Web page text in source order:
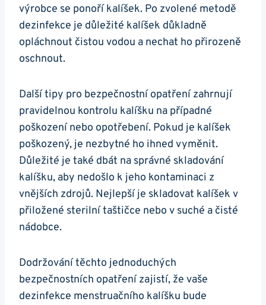
výrobce se ponoří kalíšek. Po zvolené metodě
dezinfekce je důležité kalíšek důkladně
opláchnout čistou vodou a nechat ho přirozeně
oschnout.
Další tipy pro bezpečnostní opatření zahrnují
pravidelnou kontrolu kalíšku na případné
poškození nebo opotřebení. Pokud je kalíšek
poškozený, je nezbytné ho ihned vyměnit.
Důležité je také dbát na správné skladování
kalíšku, aby nedošlo k jeho kontaminaci z
vnějších zdrojů. Nejlepší je skladovat kalíšek v
přiložené sterilní taštičce nebo v suché a čisté
nádobce.
Dodržování těchto jednoduchých
bezpečnostních opatření zajistí, že vaše
dezinfekce menstruačního kalíšku bude